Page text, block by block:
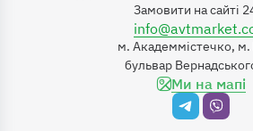
Замовити на сайті
м. Академмістечко, м.
бульвар
Ми на мапі